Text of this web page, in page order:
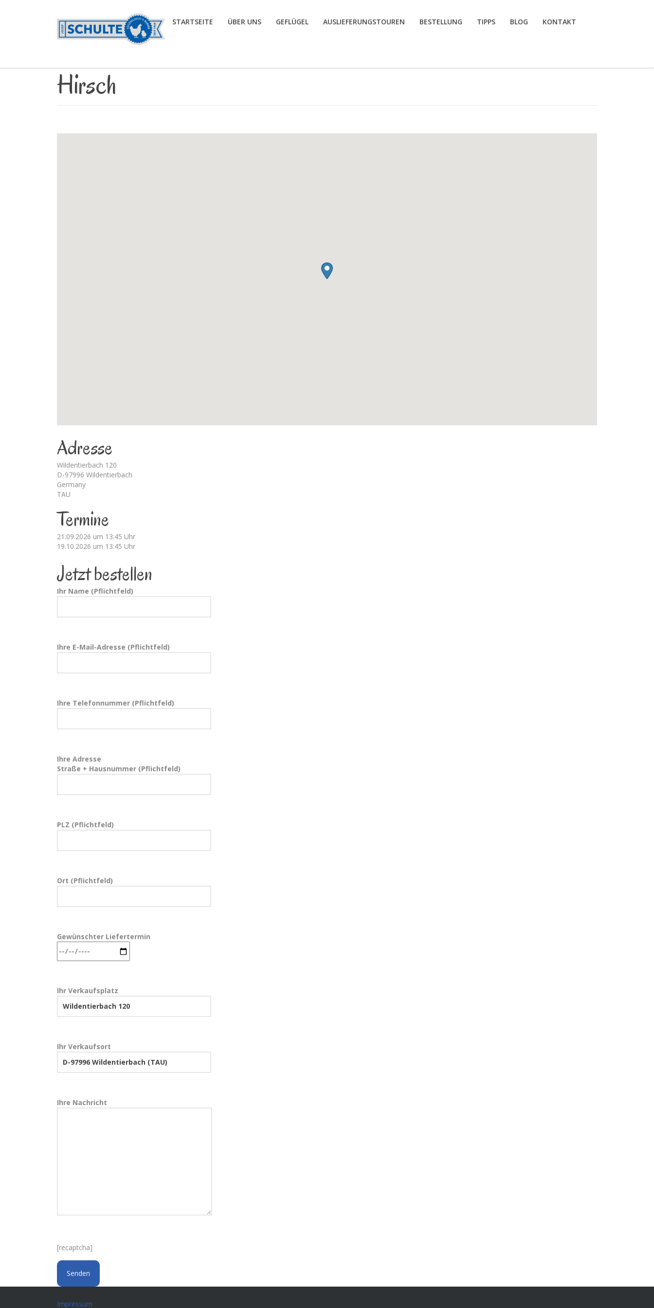
STARTSEITE ÜBER UNS GEFLÜGEL AUSLIEFERUNGSTOUREN BESTELLUNG TIPPS BLOG KONTAKT
Hirsch
Adresse
Wildentierbach 120
D-97996 Wildentierbach
Germany
TAU
Termine
21.09.2026 um 13:45 Uhr
19.10.2026 um 13:45 Uhr
Jetzt bestellen
Ihr Name (Pflichtfeld)
Ihre E-Mail-Adresse (Pflichtfeld)
Ihre Telefonnummer (Pflichtfeld)
Ihre Adresse
Straße + Hausnummer (Pflichtfeld)
PLZ (Pflichtfeld)
Ort (Pflichtfeld)
Gewünschter Liefertermin
Ihr Verkaufsplatz
Ihr Verkaufsort
Ihre Nachricht
[recaptcha]
Impressum